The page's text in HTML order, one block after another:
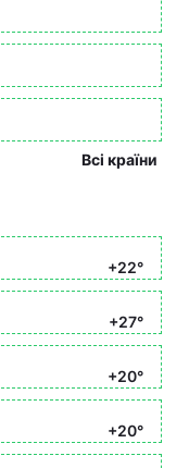
Всі країни
+22°
+27°
+20°
+20°